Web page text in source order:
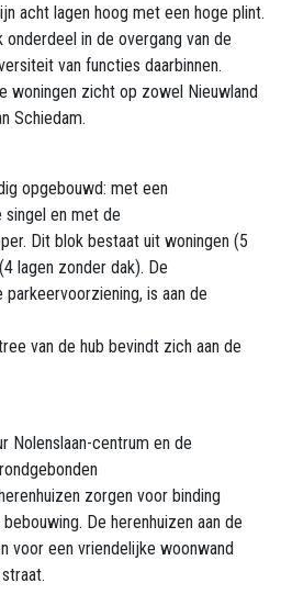
acht lagen hoog met een hoge plint.
in de overgang van de
van functies daarbinnen.
woningen zicht op zowel Nieuwland
Schiedam.
opgebouwd: met een
en met de
Dit blok bestaat uit woningen (5
lagen zonder dak). De
is aan de
van de hub bevindt zich aan de
Nolenslaan-centrum en de
zorgen voor binding
De herenhuizen aan de
voor een vriendelijke woonwand